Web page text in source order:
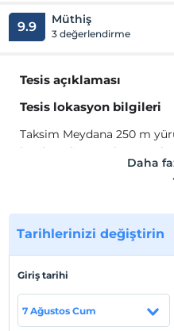
9.9 Müthiş
3 değerlendirme
Tesis açıklaması
Tesis lokasyon bilgileri
Taksim Meydana 250 m
butik otelimize ulaşım çok
Otel koşulları
Check/in
En erken saat 13:00 ve
Daha
Tarihlerinizi değiştirin
Giriş tarihi
7 Ağustos Cum